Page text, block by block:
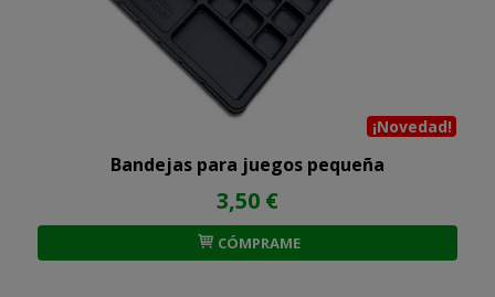
¡Novedad!
Bandejas para juegos pequeña
3,50 €
CÓMPRAME